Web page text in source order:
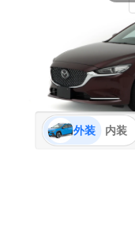
外装 内装